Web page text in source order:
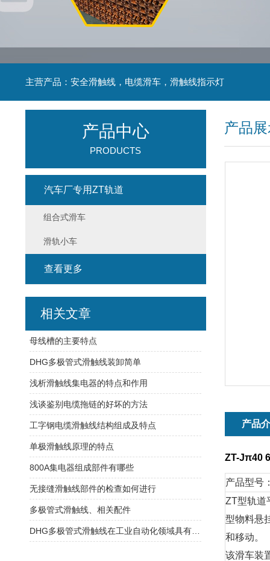
主营产品：安全滑触线，电缆滑车，滑触线指示灯
产品
产品
ZT-Jπ40
产品型号
ZT型轨道
型物料悬
和移动。
该滑车装
产品中心
PRODUCTS
汽车厂专用ZT轨道
组合式滑车
滑轨小车
查看更多
相关文章
母线槽的主要特点
DHG多极管式滑触线装卸简单
浅析滑触线集电器的特点和作用
浅谈鉴别电缆拖链的好坏的方法
工字钢电缆滑触线结构组成及特点
单极滑触线原理的特点
800A集电器组成部件有哪些
无接缝滑触线部件的检查如何进行
多极管式滑触线、相关配件